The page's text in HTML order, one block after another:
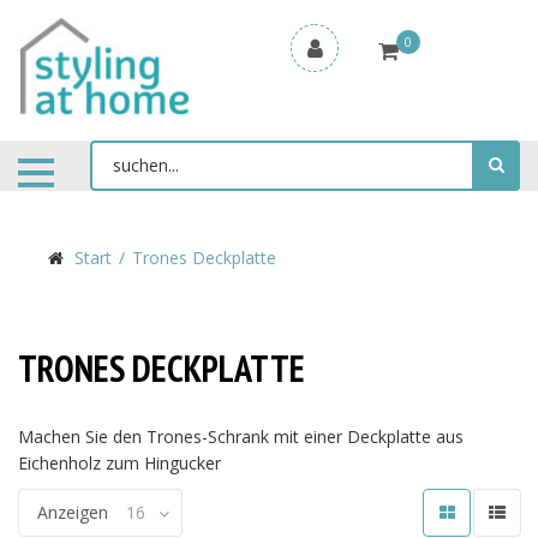
0
Start Trones Deckplatte
TRONES DECKPLATTE
Machen Sie den Trones-Schrank mit einer Deckplatte aus
Eichenholz zum Hingucker
Anzeigen 16